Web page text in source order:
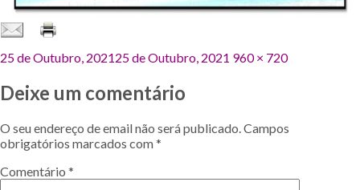
Publicado
25 de Outubro, 202125 de Outubro, 2021 Tamanho
960 × 720
Deixe um comentário
O seu endereço de email não será publicado.Campos
obrigatórios marcados com*
Comentário *